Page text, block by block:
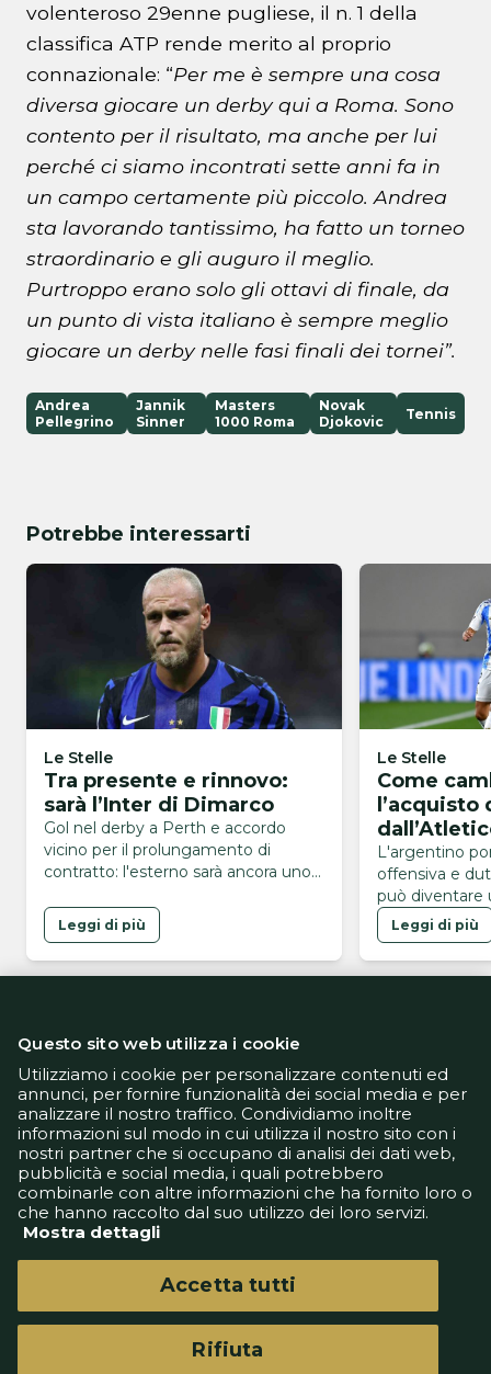
volenteroso 29enne pugliese, il n. 1 della
classifica ATP rende merito al proprio
connazionale: “Per me è sempre una cosa
diversa giocare un derby qui a Roma. Sono
contento per il risultato, ma anche per lui
perché ci siamo incontrati sette anni fa in
un campo certamente più piccolo. Andrea
sta lavorando tantissimo, ha fatto un torneo
straordinario e gli auguro il meglio.
Purtroppo erano solo gli ottavi di finale, da
un punto di vista italiano è sempre meglio
giocare un derby nelle fasi finali dei tornei”.
Andrea
Pellegrino
Jannik
Sinner
Masters
1000 Roma
Novak
Djokovic
Tennis
Potrebbe interessarti
Le Stelle
Tra presente e rinnovo:
sarà l’Inter di Dimarco
Gol nel derby a Perth e accordo
vicino per il prolungamento di
contratto: l'esterno sarà ancora uno
Leggi di più
Le Stelle
Come
l’acquisto
L'argentino
offensiva e
può diventare
nuova
Gasperini
Leggi di più
Informativa Privacy
Informativa Cookie
Tech App
Gestione preferenze
support@goldbetlive.it
GoldBetlive è un sito di GBO Italy Spa
Questo sito web utilizza i cookie
Utilizziamo i cookie per personalizzare contenuti ed
annunci, per fornire funzionalità dei social media e per
analizzare il nostro traffico. Condividiamo inoltre
informazioni sul modo in cui utilizza il nostro sito con i
nostri partner che si occupano di analisi dei dati web,
pubblicità e social media, i quali potrebbero
combinarle con altre informazioni che ha fornito loro o
che hanno raccolto dal suo utilizzo dei loro servizi.
Mostra dettagli
Rifiuta
Accetta tutti